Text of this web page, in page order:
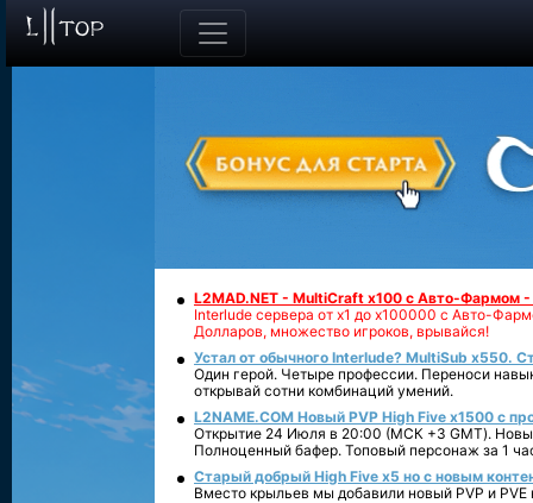
L2MAD.NET - MultiCraft x100 с Авто-Фармом
Interlude сервера от х1 до х100000 с Авто-
Долларов, множество игроков, врывайся!
Устал от обычного Interlude? MultiSub x550.
Один герой. Четыре профессии. Переноси
открывай сотни комбинаций умений.
L2NAME.COM Новый PVP High Five x1500 с
Открытие 24 Июля в 20:00 (МСК +3 GMT).
Полноценный бафер. Топовый персонаж за 1
Старый добрый High Five x5 но с новым
Вместо крыльев мы добавили новый PVP и PVE